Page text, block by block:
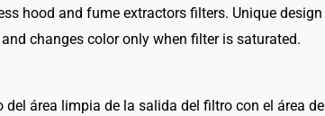
hood and fume extractors filters. Unique design
changes color only when filter is saturated.
área limpia de la salida del filtro con el área de